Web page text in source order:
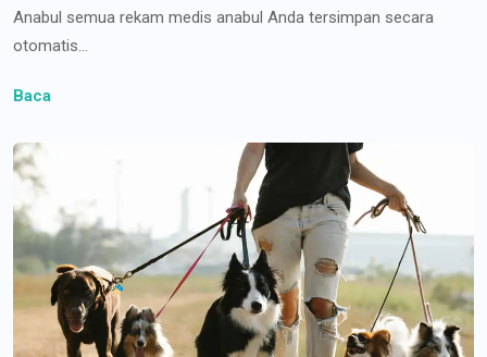
Anabul semua rekam medis anabul Anda tersimpan secara
otomatis...
Baca